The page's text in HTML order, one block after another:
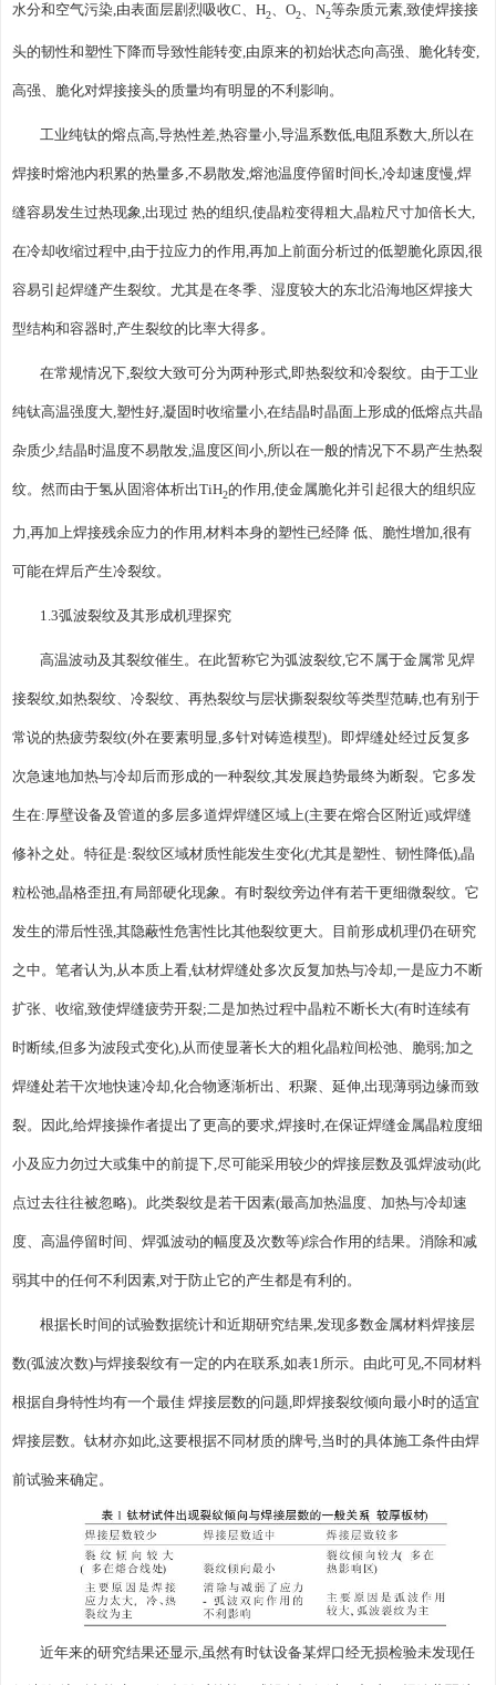
水分和空气污染,由表面层剧烈吸收C、H2、O2、N2等杂质元素,致使焊接接
头的韧性和塑性下降而导致性能转变,由原来的初始状态向高强、脆化转变,
高强、脆化对焊接接头的质量均有明显的不利影响。
工业纯钛的熔点高,导热性差,热容量小,导温系数低,电阻系数大,所以在
焊接时熔池内积累的热量多,不易散发,熔池温度停留时间长,冷却速度慢,焊
缝容易发生过热现象,出现过 热的组织,使晶粒变得粗大,晶粒尺寸加倍长大,
在冷却收缩过程中,由于拉应力的作用,再加上前面分析过的低塑脆化原因,很
容易引起焊缝产生裂纹。尤其是在冬季、湿度较大的东北沿海地区焊接大
型结构和容器时,产生裂纹的比率大得多。
在常规情况下,裂纹大致可分为两种形式,即热裂纹和冷裂纹。由于工业
纯钛高温强度大,塑性好,凝固时收缩量小,在结晶时晶面上形成的低熔点共晶
杂质少,结晶时温度不易散发,温度区间小,所以在一般的情况下不易产生热裂
纹。然而由于氢从固溶体析出TiH2的作用,使金属脆化并引起很大的组织应
力,再加上焊接残余应力的作用,材料本身的塑性已经降 低、脆性增加,很有
可能在焊后产生冷裂纹。
1.3弧波裂纹及其形成机理探究
高温波动及其裂纹催生。在此暂称它为弧波裂纹,它不属于金属常见焊
接裂纹,如热裂纹、冷裂纹、再热裂纹与层状撕裂裂纹等类型范畴,也有别于
常说的热疲劳裂纹(外在要素明显,多针对铸造模型)。即焊缝处经过反复多
次急速地加热与冷却后而形成的一种裂纹,其发展趋势最终为断裂。它多发
生在:厚壁设备及管道的多层多道焊焊缝区域上(主要在熔合区附近)或焊缝
修补之处。特征是:裂纹区域材质性能发生变化(尤其是塑性、韧性降低),晶
粒松弛,晶格歪扭,有局部硬化现象。有时裂纹旁边伴有若干更细微裂纹。它
发生的滞后性强,其隐蔽性危害性比其他裂纹更大。目前形成机理仍在研究
之中。笔者认为,从本质上看,钛材焊缝处多次反复加热与冷却,一是应力不断
扩张、收缩,致使焊缝疲劳开裂;二是加热过程中晶粒不断长大(有时连续有
时断续,但多为波段式变化),从而使显著长大的粗化晶粒间松弛、脆弱;加之
焊缝处若干次地快速冷却,化合物逐渐析出、积聚、延伸,出现薄弱边缘而致
裂。因此,给焊接操作者提出了更高的要求,焊接时,在保证焊缝金属晶粒度细
小及应力勿过大或集中的前提下,尽可能采用较少的焊接层数及弧焊波动(此
点过去往往被忽略)。此类裂纹是若干因素(最高加热温度、加热与冷却速
度、高温停留时间、焊弧波动的幅度及次数等)综合作用的结果。消除和减
弱其中的任何不利因素,对于防止它的产生都是有利的。
根据长时间的试验数据统计和近期研究结果,发现多数金属材料焊接层
数(弧波次数)与焊接裂纹有一定的内在联系,如表1所示。由此可见,不同材料
根据自身特性均有一个最佳 焊接层数的问题,即焊接裂纹倾向最小时的适宜
焊接层数。钛材亦如此,这要根据不同材质的牌号,当时的具体施工条件由焊
前试验来确定。
近年来的研究结果还显示,虽然有时钛设备某焊口经无损检验未发现任